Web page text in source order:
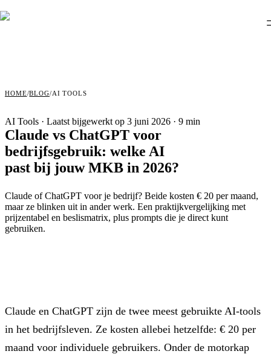
HOME/BLOG/AI TOOLS
AI Tools · Laatst bijgewerkt op 3 juni 2026 · 9 min
Claude vs ChatGPT voor
bedrijfsgebruik: welke AI
past bij jouw MKB in 2026?
Claude of ChatGPT voor je bedrijf? Beide kosten € 20 per maand,
maar ze blinken uit in ander werk. Een praktijkvergelijking met
prijzentabel en beslismatrix, plus prompts die je direct kunt
gebruiken.
Claude en ChatGPT zijn de twee meest gebruikte AI-tools
in het bedrijfsleven. Ze kosten allebei hetzelfde: € 20 per
maand voor individuele gebruikers. Onder de motorkap